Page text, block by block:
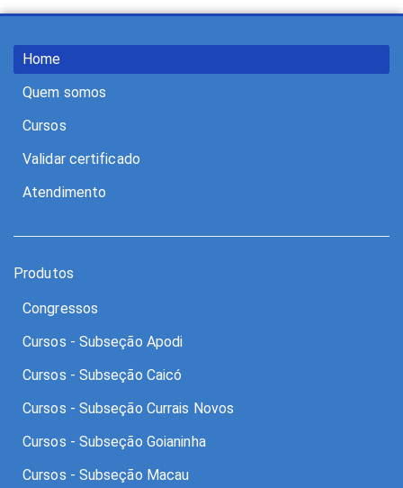
Home
Quem somos
Cursos
Validar certificado
Atendimento
Produtos
Congressos
Cursos - Subseção Apodi
Cursos - Subseção Caicó
Cursos - Subseção Currais Novos
Cursos - Subseção Goianinha
Cursos - Subseção Macau